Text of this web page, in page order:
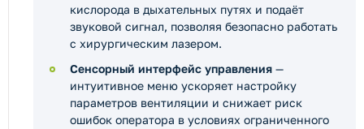
кислорода в дыхательных путях и подаёт
звуковой сигнал, позволяя безопасно работать
с хирургическим лазером.
Сенсорный интерфейс управления —
интуитивное меню ускоряет настройку
параметров вентиляции и снижает риск
ошибок оператора в условиях ограниченного